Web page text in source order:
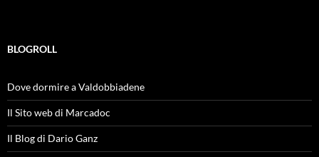
BLOGROLL
Dove dormire a Valdobbiadene
Il Sito web di Marcadoc
Il Blog di Dario Ganz